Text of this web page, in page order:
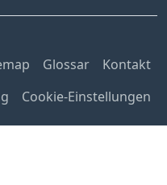
Glossar
Kontakt
Cookie-Einstellungen